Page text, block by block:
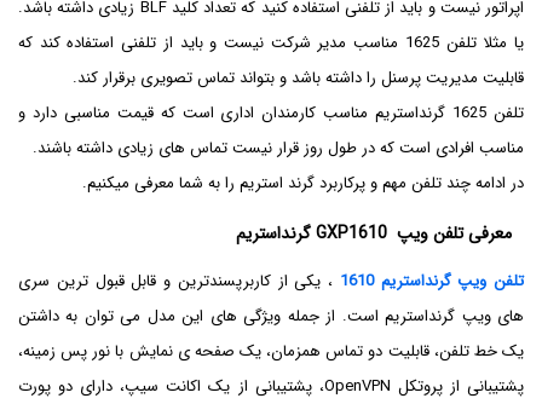
اپراتور نیست و باید از تلفنی استفاده کنید که تعداد کلید BLF زیادی داشته باشد.
یا مثلا تلفن 1625 مناسب مدیر شرکت نیست و باید از تلفنی استفاده کند که
قابلیت مدیریت پرسنل را داشته باشد و بتواند تماس تصویری برقرار کند.
تلفن 1625 گرنداستریم مناسب کارمندان اداری است که قیمت مناسبی دارد و
مناسب افرادی است که در طول روز قرار نیست تماس های زیادی داشته باشند.
در ادامه چند تلفن مهم و پرکاربرد گرند استریم را به شما معرفی میکنیم.
معرفی تلفن ویپ GXP1610 گرنداستریم
تلفن ویپ گرنداستریم 1610
، یکی از کاربرپسندترین و قابل قبول ترین سری
های ویپ گرنداستریم است. از جمله ویژگی های این مدل می توان به داشتن
یک خط تلفن، قابلیت دو تماس همزمان، یک صفحه ی نمایش با نور پس زمینه،
پشتیبانی از پروتکل OpenVPN، پشتیبانی از یک اکانت سیپ، دارای دو پورت